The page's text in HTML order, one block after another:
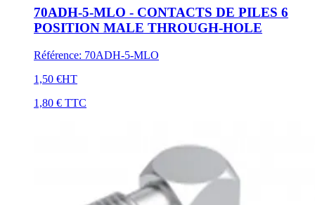
70ADH-5-MLO - CONTACTS DE PILES 6
POSITION MALE THROUGH-HOLE
Référence: 70ADH-5-MLO
1,50 €HT
1,80 € TTC